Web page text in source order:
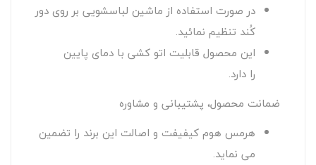
در صورت استفاده از ماشین لباسشویی بر روی دور
کُند تنظیم نمائید.
این محصول قابلیت اتو کشی با دمای پایین
را دارد.
ضمانت محصول، پشتیبانی و مشاوره
هرمس هوم کیفیفت و اصالت این برند را تضمین
می نماید.